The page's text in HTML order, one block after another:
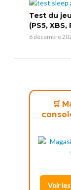
Test du jeu
(PS5, XBS,
6 décembre
🛒
Voir